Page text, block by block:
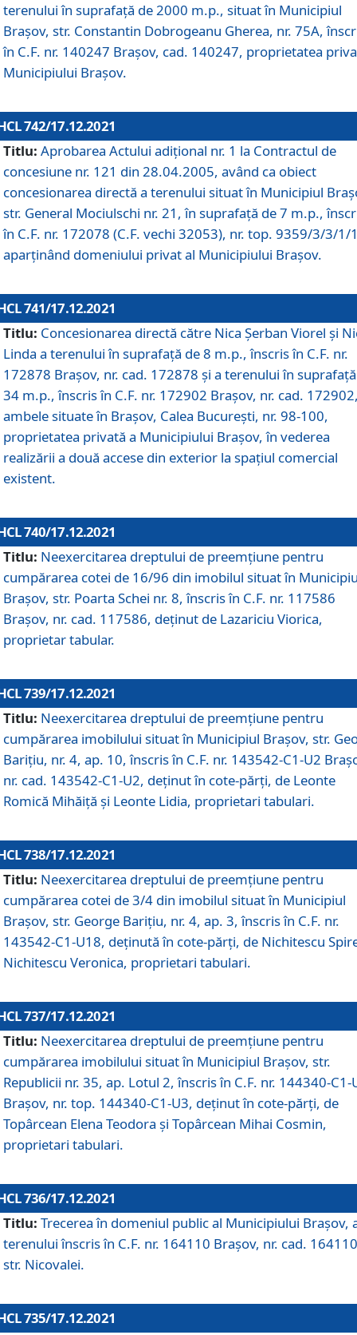
terenului în suprafață de 2000 m.p., situat în Municipiul
Brașov, str. Constantin Dobrogeanu Gherea, nr. 75A,
în C.F. nr. 140247 Brașov, cad. 140247, proprietatea
Municipiului Brașov.
742/17.12.2021
Titlu: Aprobarea Actului adiţional nr. 1 la Contractul de
concesiune nr. 121 din 28.04.2005, având ca obiect
concesionarea directă a terenului situat în Municipiul
str. General Mociulschi nr. 21, în suprafață de 7 m.p.,
în C.F. nr. 172078 (C.F. vechi 32053), nr. top. 9359/3/3/1/
aparținând domeniului privat al Municipiului Brașov.
741/17.12.2021
Titlu: Concesionarea directă către Nica Șerban Viorel și
Linda a terenului în suprafață de 8 m.p., înscris în C.F. nr.
172878 Brașov, nr. cad. 172878 și a terenului în
34 m.p., înscris în C.F. nr. 172902 Brașov, nr. cad.
ambele situate în Brașov, Calea București, nr. 98-100,
proprietatea privată a Municipiului Brașov, în vederea
realizării a două accese din exterior la spațiul comercial
existent.
740/17.12.2021
Titlu: Neexercitarea dreptului de preemţiune pentru
cumpărarea cotei de 16/96 din imobilul situat în
Braşov, str. Poarta Schei nr. 8, înscris în C.F. nr. 117586
Brașov, nr. cad. 117586, deținut de Lazariciu Viorica,
proprietar tabular.
739/17.12.2021
Titlu: Neexercitarea dreptului de preemţiune pentru
cumpărarea imobilului situat în Municipiul Braşov, str.
Barițiu, nr. 4, ap. 10, înscris în C.F. nr. 143542-C1-U2
nr. cad. 143542-C1-U2, deținut în cote-părți, de Leonte
Romică Mihăiță și Leonte Lidia, proprietari tabulari.
738/17.12.2021
Titlu: Neexercitarea dreptului de preemţiune pentru
cumpărarea cotei de 3/4 din imobilul situat în Municipiul
Braşov, str. George Barițiu, nr. 4, ap. 3, înscris în C.F. nr.
143542-C1-U18, deținută în cote-părți, de Nichitescu
Nichitescu Veronica, proprietari tabulari.
737/17.12.2021
Titlu: Neexercitarea dreptului de preemţiune pentru
cumpărarea imobilului situat în Municipiul Braşov, str.
Republicii nr. 35, ap. Lotul 2, înscris în C.F. nr. 144340-C1-
Brașov, nr. top. 144340-C1-U3, deținut în cote-părți, de
Topârcean Elena Teodora și Topârcean Mihai Cosmin,
proprietari tabulari.
736/17.12.2021
Titlu: Trecerea în domeniul public al Municipiului Braşov,
terenului înscris în C.F. nr. 164110 Brașov, nr. cad.
str. Nicovalei.
735/17.12.2021